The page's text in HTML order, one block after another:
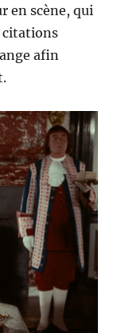
en scène, qui
citations
afin